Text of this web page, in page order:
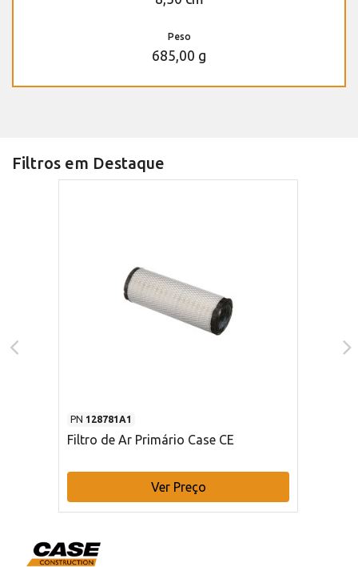
Peso
685,00 g
Filtros em Destaque
PN 128781A1
Filtro de Ar Primário Case CE
Ver Preço